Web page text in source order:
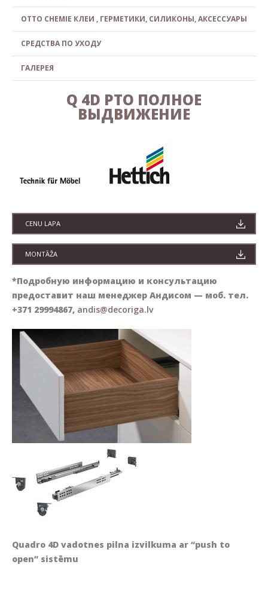
OTTO CHEMIE КЛЕИ , ГЕРМЕТИКИ, СИЛИКОНЫ, АКСЕССУАРЫ
СРЕДСТВА ПО УХОДУ
ГАЛЕРЕЯ
Q 4D PTO ПОЛНОЕ
ВЫДВИЖЕНИЕ
CENU LAPA
MONTĀŽA
*Подробную информацию и консультацию
предоставит наш менеджер Андисом — моб. тел.
+371 29994867, andis@decoriga.lv
Quadro 4D vadotnes pilna izvilkuma ar “push to
open” sistēmu